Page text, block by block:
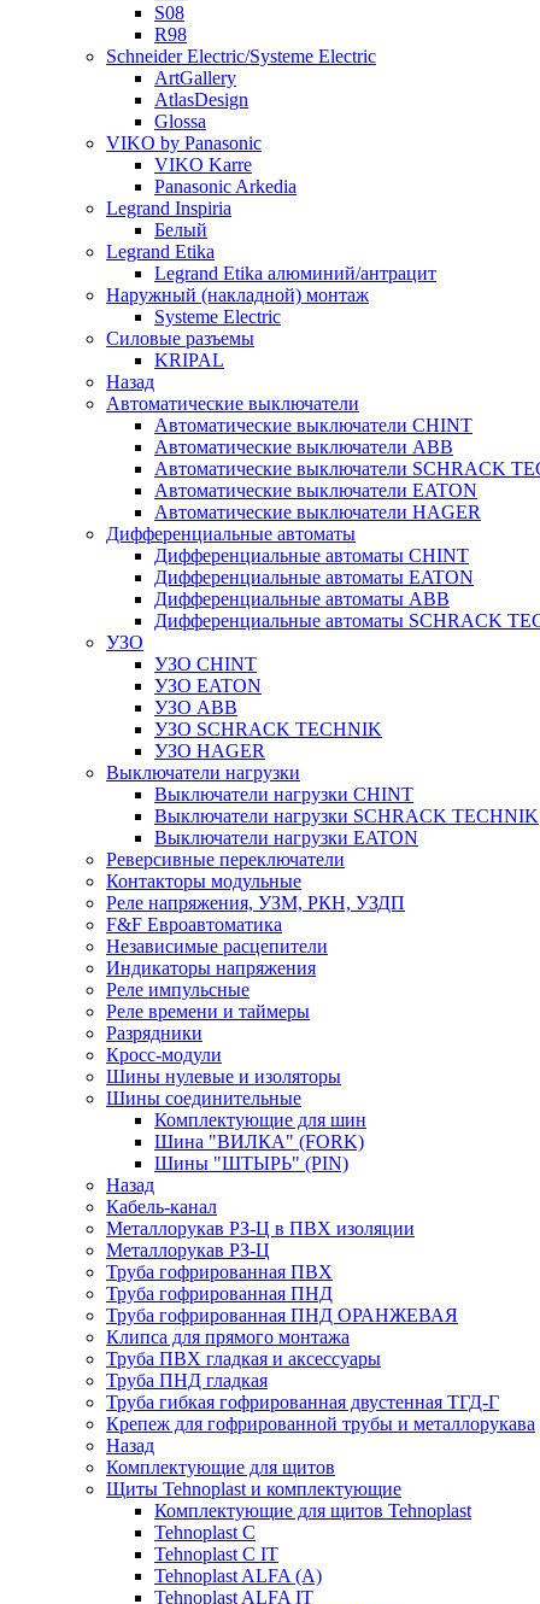
S08
R98
Schneider Electric/Systeme Electric
ArtGallery
AtlasDesign
Glossa
VIKO by Panasonic
VIKO Karre
Panasonic Arkedia
Legrand Inspiria
Белый
Legrand Etika
Legrand Etika алюминий/антрацит
Наружный (накладной) монтаж
Systeme Electric
Силовые разъемы
KRIPAL
Назад
Автоматические выключатели
Автоматические выключатели CHINT
Автоматические выключатели ABB
Автоматические выключатели SCHRACK
Автоматические выключатели EATON
Автоматические выключатели HAGER
Дифференциальные автоматы
Дифференциальные автоматы CHINT
Дифференциальные автоматы EATON
Дифференциальные автоматы ABB
Дифференциальные автоматы SCHRACK
УЗО
УЗО CHINT
УЗО EATON
УЗО ABB
УЗО SCHRACK TECHNIK
УЗО HAGER
Выключатели нагрузки
Выключатели нагрузки CHINT
Выключатели нагрузки SCHRACK TECHNIK
Выключатели нагрузки EATON
Реверсивные переключатели
Контакторы модульные
Реле напряжения, УЗМ, РКН, УЗДП
F&F Евроавтоматика
Независимые расцепители
Индикаторы напряжения
Реле импульсные
Реле времени и таймеры
Разрядники
Кросс-модули
Шины нулевые и изоляторы
Шины соединительные
Комплектующие для шин
Шина "ВИЛКА" (FORK)
Шины "ШТЫРЬ" (PIN)
Назад
Кабель-канал
Металлорукав РЗ-Ц в ПВХ изоляции
Металлорукав РЗ-Ц
Труба гофрированная ПВХ
Труба гофрированная ПНД
Труба гофрированная ПНД ОРАНЖЕВАЯ
Клипса для прямого монтажа
Труба ПВХ гладкая и аксессуары
Труба ПНД гладкая
Труба гибкая гофрированная двустенная ТГД-Г
Крепеж для гофрированной трубы и металлорукава
Назад
Комплектующие для щитов
Щиты Tehnoplast и комплектующие
Комплектующие для щитов Tehnoplast
Tehnoplast C
Tehnoplast C IT
Tehnoplast ALFA (А)
Tehnoplast ALFA IT